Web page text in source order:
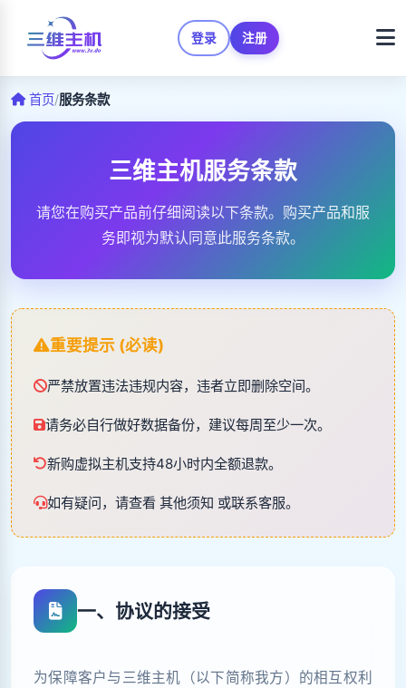
登录 注册
首页/服务条款
三维主机服务条款
请您在购买产品前仔细阅读以下条款。购买产品和服
务即视为默认同意此服务条款。
重要提示 (必读)
严禁放置违法违规内容，违者立即删除空间。
请务必自行做好数据备份，建议每周至少一次。
新购虚拟主机支持48小时内全额退款。
如有疑问，请查看 其他须知 或联系客服。
一、协议的接受
为保障客户与三维主机（以下简称我方）的相互权利